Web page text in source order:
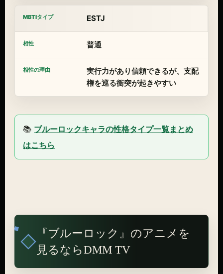
ESTJ
普通
実行力があり信頼できるが、支配
権を巡る衝突が起きやすい
📚 ブルーロックキャラの性格タイプ一覧まとめ
はこちら
『ブルーロック』のアニメを
見るならDMM TV